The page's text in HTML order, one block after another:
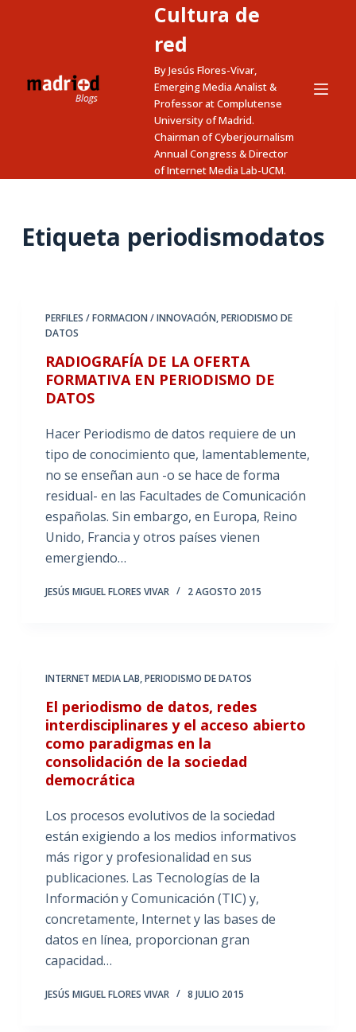
c
Cultura de
red
By Jesús Flores-Vivar,
Emerging Media Analist &
Professor at Complutense
University of Madrid.
Chairman of Cyberjournalism
Annual Congress & Director
of Internet Media Lab-UCM.
Etiqueta periodismodatos
PERFILES / FORMACION / INNOVACIÓN,PERIODISMO DE
DATOS
RADIOGRAFÍA DE LA OFERTA
FORMATIVA EN PERIODISMO DE
DATOS
Hacer Periodismo de datos requiere de un
tipo de conocimiento que, lamentablemente,
no se enseñan aun -o se hace de forma
residual- en las Facultades de Comunicación
españolas. Sin embargo, en Europa, Reino
Unido, Francia y otros países vienen
emergiendo…
JESÚS MIGUEL FLORES VIVAR 2 AGOSTO 2015
INTERNET MEDIA LAB,PERIODISMO DE DATOS
El periodismo de datos, redes
interdisciplinares y el acceso abierto
como paradigmas en la
consolidación de la sociedad
democrática
Los procesos evolutivos de la sociedad
están exigiendo a los medios informativos
más rigor y profesionalidad en sus
publicaciones. Las Tecnologías de la
Información y Comunicación (TIC) y,
concretamente, Internet y las bases de
datos en línea, proporcionan gran
capacidad…
JESÚS MIGUEL FLORES VIVAR 8 JULIO 2015